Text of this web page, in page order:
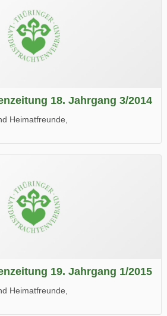
18. Jahrgang 3/2014
Heimatfreunde,
beim Lesen.
19. Jahrgang 1/2015
Heimatfreunde,